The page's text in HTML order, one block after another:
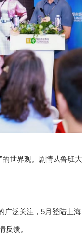
世界观。剧情从鲁班大
广泛关注，5月登陆上海
反馈。